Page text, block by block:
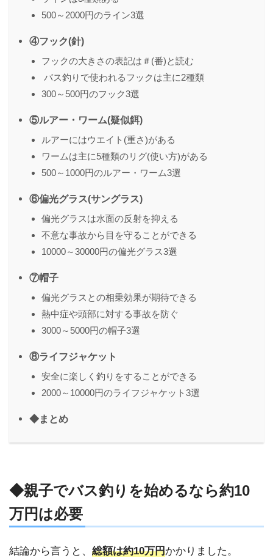
500～2000円のライン3選
④フック(針)
フックの大きさの表記は＃(番)と読む
バス釣りで使われるフックは主に2種類
300～500円のフック3選
⑤ルアー・ワーム(疑似餌)
ルアーにはウエイト(重さ)がある
ワームは主に5種類のリグ(使い方)がある
500～1000円のルアー・ワーム3選
⑥偏光グラス(サングラス)
偏光グラスは水面の反射を抑える
不意な事故から目を守ることができる
10000～30000円の偏光グラス3選
⑦帽子
偏光グラスとの相乗効果が期待できる
熱中症や頭部に対する事故を防ぐ
3000～5000円の帽子3選
⑧ライフジャケット
安全に楽しく釣りをすることができる
2000～10000円のライフジャケット3選
◆まとめ
◆親子でバス釣りを始めるなら約10
万円は必要
結論から言うと、 総額は約10万円かかりました。